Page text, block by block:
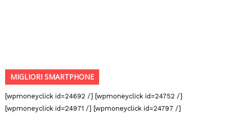
MIGLIORI SMARTPHONE
[wpmoneyclick id=24692 /] [wpmoneyclick id=24752 /]
[wpmoneyclick id=24971 /] [wpmoneyclick id=24797 /]